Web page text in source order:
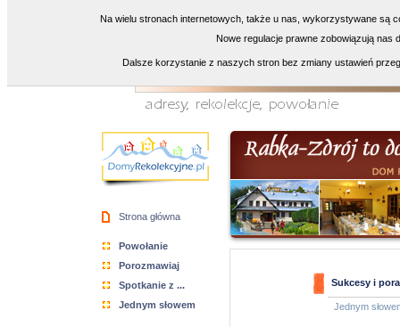
Strona główna
Powołanie
Porozmawiaj
Spotkanie z ...
Jednym słowem
Sukcesy i
Jednym
Na wielu stronach internetowych, także u nas, wykorzystywane są
Nowe regulacje prawne zobowiązują nas
Dalsze korzystanie z naszych stron bez zmiany ustawień